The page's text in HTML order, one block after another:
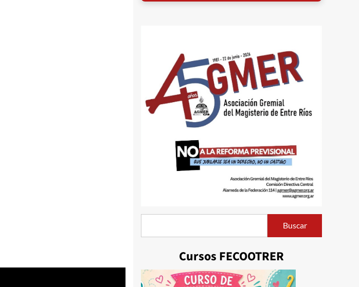
Buscar
Cursos FECOOTRER